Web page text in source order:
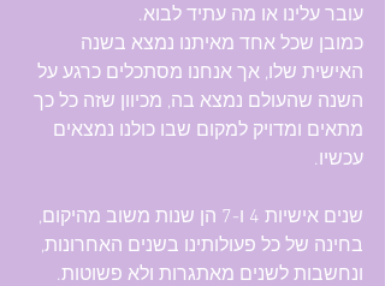
עובר עלינו או מה עתיד לבוא.
כמובן שכל אחד מאיתנו נמצא בשנה
האישית שלו, אך אנחנו מסתכלים כרגע על
השנה שהעולם נמצא בה, מכיוון שזה כל כך
מתאים ומדויק למקום שבו כולנו נמצאים
עכשיו.
שנים אישיות 4 ו-7 הן שנות משוב מהיקום,
בחינה של כל פעולותינו בשנים האחרונות,
ונחשבות לשנים מאתגרות ולא פשוטות.